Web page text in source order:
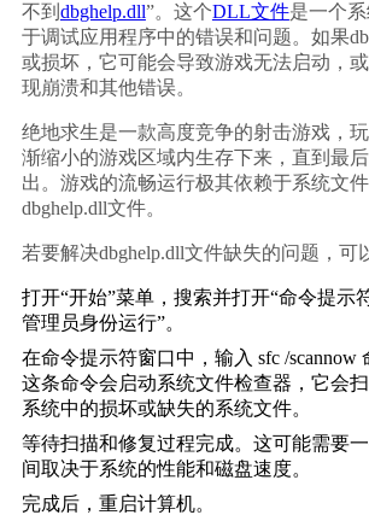
不到 dbghelp.dll”。这个DLL文件是一个
于调试应用程序中的错误和问题。如果
或损坏，它可能会导致游戏无法启动，
现崩溃和其他错误。
绝地求生是一款高度竞争的射击游戏，
渐缩小的游戏区域内生存下来，直到最
出。游戏的流畅运行极其依赖于系统文
dbghelp.dll文件。
若要解决dbghelp.dll文件缺失的问题，可
打开“开始”菜单，搜索并打开“命令提示
管理员身份运行”。
在命令提示符窗口中，输入 sfc /scannow
这条命令会启动系统文件检查器，它会
系统中的损坏或缺失的系统文件。
等待扫描和修复过程完成。这可能需要
间取决于系统的性能和磁盘速度。
完成后，重启计算机。